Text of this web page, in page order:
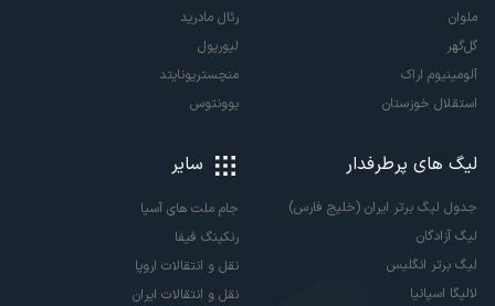
ملوان
گل‌گهر
آلومینیوم اراک
استقلال خوزستان
رئال مادرید
لیورپول
منچستریونایتد
یوونتوس
لیگ های پرطرفدار
جدول لیگ برتر ایران (خلیج فارس)
لیگ آزادگان
لیگ برتر انگلیس
لالیگا اسپانیا
سایر
جام ملت های آسیا
رنکینگ فیفا
نقل و انتقالات اروپا
نقل و انتقالات ایران